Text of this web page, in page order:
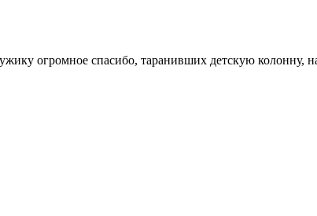
огромное спасибо, таранивших детскую колонну,